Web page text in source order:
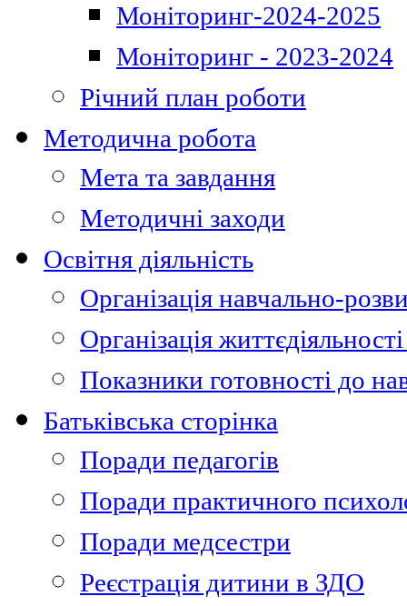
Моніторинг-2024-2025
Моніторинг - 2023-2024
Річний план роботи
Методична робота
Мета та завдання
Методичні заходи
Освітня діяльність
Організація навчально-
Організація
Показники готовності до
Батьківська сторінка
Поради педагогів
Поради практичного
Поради медсестри
Реєстрація дитини в ЗДО